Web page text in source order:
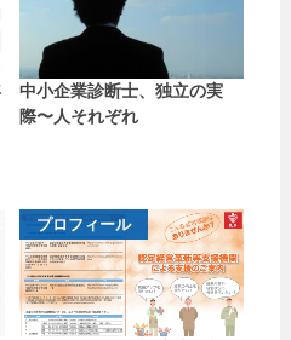
中小企業診断士、独立の実
際〜人それぞれ
プロフィール